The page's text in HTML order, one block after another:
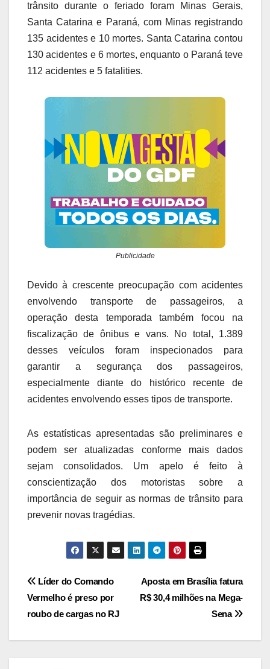
trânsito durante o feriado foram Minas Gerais,
Santa Catarina e Paraná, com Minas registrando
135 acidentes e 10 mortes. Santa Catarina contou
130 acidentes e 6 mortes, enquanto o Paraná teve
112 acidentes e 5 fatalities.
Publicidade
Devido à crescente preocupação com acidentes
envolvendo transporte de passageiros, a
operação desta temporada também focou na
fiscalização de ônibus e vans. No total, 1.389
desses veículos foram inspecionados para
garantir a segurança dos passageiros,
especialmente diante do histórico recente de
acidentes envolvendo esses tipos de transporte.
As estatísticas apresentadas são preliminares e
podem ser atualizadas conforme mais dados
sejam consolidados. Um apelo é feito à
conscientização dos motoristas sobre a
importância de seguir as normas de trânsito para
prevenir novas tragédias.
Navegação
de
Post
Aposta em Brasília fatura
R$ 30,4 milhões na Mega-
Sena
Líder do Comando
Vermelho é preso por
roubo de cargas no RJ